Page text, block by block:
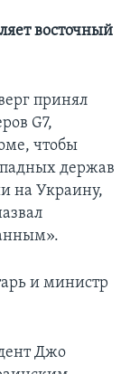
восточный
принял
G7,
чтобы
держав
на Украину,
и министр
Джо